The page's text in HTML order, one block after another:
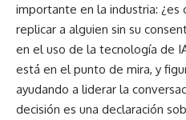
importante en la industria: ¿es
replicar a alguien sin su
en el uso de la tecnología de
está en el punto de mira, y
ayudando a liderar la
decisión es una declaración